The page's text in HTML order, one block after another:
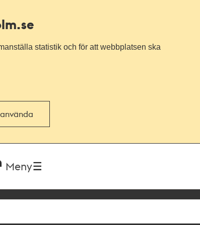
statistik och för att webbplatsen ska
Meny